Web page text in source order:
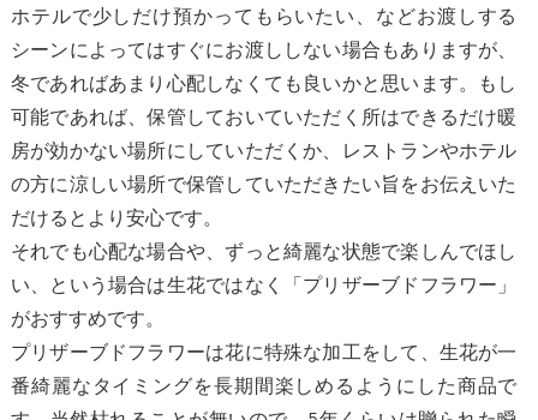
ホテルで少しだけ預かってもらいたい、などお渡しする
シーンによってはすぐにお渡ししない場合もありますが、
冬であればあまり心配しなくても良いかと思います。もし
可能であれば、保管しておいていただく所はできるだけ暖
房が効かない場所にしていただくか、レストランやホテル
の方に涼しい場所で保管していただきたい旨をお伝えいた
だけるとより安心です。
それでも心配な場合や、ずっと綺麗な状態で楽しんでほし
い、という場合は生花ではなく「プリザーブドフラワー」
がおすすめです。
プリザーブドフラワーは花に特殊な加工をして、生花が一
番綺麗なタイミングを長期間楽しめるようにした商品で